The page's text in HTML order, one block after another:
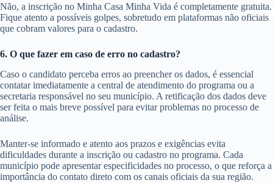
Não, a inscrição no Minha Casa Minha Vida é completamente gratuita.
Fique atento a possíveis golpes, sobretudo em plataformas não oficiais
que cobram valores para o cadastro.
6. O que fazer em caso de erro no cadastro?
Caso o candidato perceba erros ao preencher os dados, é essencial
contatar imediatamente a central de atendimento do programa ou a
secretaria responsável no seu município. A retificação dos dados deve
ser feita o mais breve possível para evitar problemas no processo de
análise.
Manter-se informado e atento aos prazos e exigências evita
dificuldades durante a inscrição ou cadastro no programa. Cada
município pode apresentar especificidades no processo, o que reforça a
importância do contato direto com os canais oficiais da sua região.